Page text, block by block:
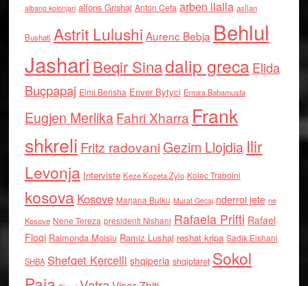
albano kolonjari alfons Grishaj Anton Cefa arben llalla asllan
Bushati Astrit Lulushi Aurenc Bebja Behlul
Jashari Beqir Sinadalip grecaElida
Buçpapaj Elmi Berisha Enver Bytyci Ermira Babamusta
Eugjen MerlikaFahri Xharra Frank
shkreli Fritz radovaniGezim Llojdia Ilir
Levonja Interviste Keze Kozeta Zylo Kolec Traboini
kosova Kosove Marjana Bulku Murat Gecaj nderroi jete ne
Kosove Nene Tereza presidenti Nishani Rafaela Prifti Rafael
Floqi Raimonda Moisiu Ramiz Lushaj reshat kripa Sadik Elshani
SHBA Shefqet Kercelli shqiperia shqiptaret Sokol